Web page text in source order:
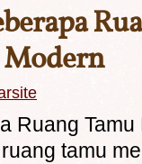
Ruang
tamu